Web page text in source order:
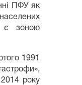
ПФУ як
є зоною
1991
року